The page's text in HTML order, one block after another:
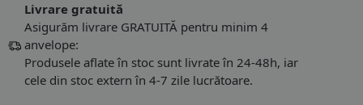
Livrare gratuită
Asigurăm livrare GRATUITĂ pentru minim 4
anvelope:
Produsele aflate în stoc sunt livrate în 24-48h, iar
cele din stoc extern în 4-7 zile lucrătoare.